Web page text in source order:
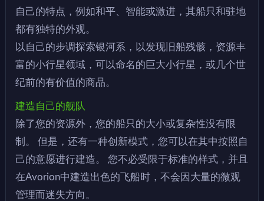
自己的特点，例如和平、智能或激进，其船只和驻地
都有独特的外观。
以自己的步调探索银河系，以发现旧船残骸，资源丰
富的小行星领域，可以命名的巨大小行星，或几个世
纪前的有价值的商品。
建造自己的舰队
除了您的资源外，您的船只的大小或复杂性没有限
制。 但是，还有一种创新模式，您可以在其中按照自
己的意愿进行建造。 您不必受限于标准的样式，并且
在Avorion中建造出色的飞船时，不会因大量的微观
管理而迷失方向。